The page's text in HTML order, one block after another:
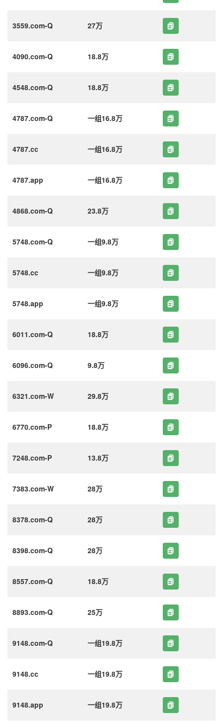
3559.com-Q 27万
4090.com-Q 18.8万
4548.com-Q 18.8万
4787.com-Q 一组16.8万
4787.cc 一组16.8万
4787.app 一组16.8万
4868.com-Q 23.8万
5748.com-Q 一组9.8万
5748.cc 一组9.8万
5748.app 一组9.8万
6011.com-Q 18.8万
6096.com-Q 9.8万
6321.com-W 29.8万
6770.com-P 18.8万
7248.com-P 13.8万
7383.com-W 28万
8378.com-Q 28万
8398.com-Q 28万
8557.com-Q 18.8万
8893.com-Q 25万
9148.com-Q 一组19.8万
9148.cc 一组19.8万
9148.app 一组19.8万